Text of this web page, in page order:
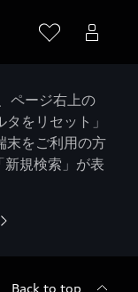
ページ右上の
をリセット」
末をご利用の方
規検索」が表
Back to top